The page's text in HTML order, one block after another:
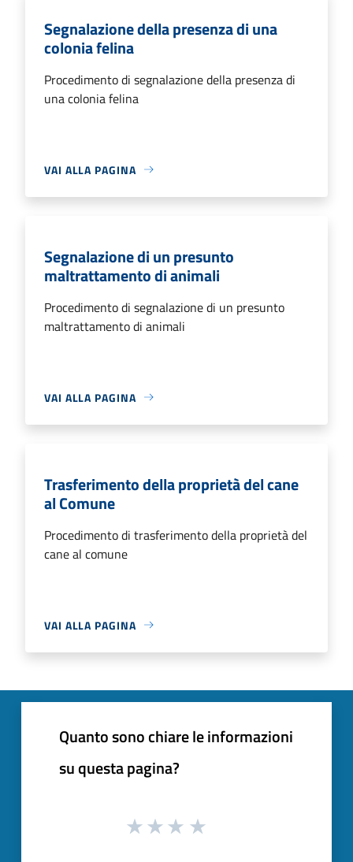
Segnalazione della presenza di una
colonia felina
Procedimento di segnalazione della presenza di
una colonia felina
VAI ALLA PAGINA
Segnalazione di un presunto
maltrattamento di animali
Procedimento di segnalazione di un presunto
maltrattamento di animali
VAI ALLA PAGINA
Trasferimento della proprietà del cane
al Comune
Procedimento di trasferimento della proprietà del
cane al comune
VAI ALLA PAGINA
Quanto sono chiare le informazioni
su questa pagina?